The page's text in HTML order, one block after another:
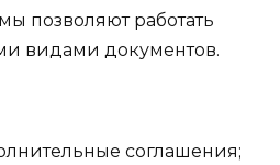
позволяют работать
видами документов.
соглашения;